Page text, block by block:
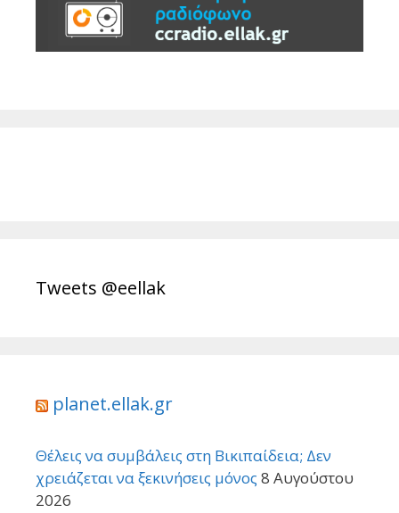
Tweets @eellak
planet.ellak.gr
Θέλεις να συμβάλεις στη Βικιπαίδεια; Δεν
χρειάζεται να ξεκινήσεις μόνος 8 Αυγούστου
2026